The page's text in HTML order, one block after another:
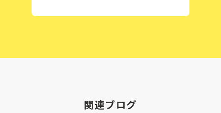
関連ブログ